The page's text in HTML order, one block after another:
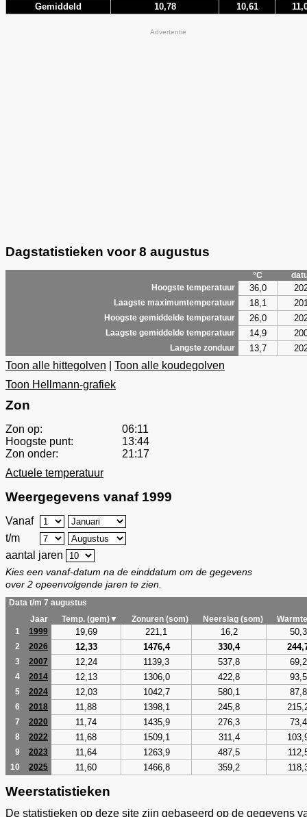
Gemiddeld 10,78 10,61
Advertentie
Dagstatistieken voor 8 augustus
°C
Hoogste temperatuur
36,0
Laagste maximumtemperatuur 18,1
Hoogste gemiddelde temperatuur 26,0
Laagste gemiddelde temperatuur 14,9
Langste zonduur 13,7
Toon alle hittegolven
Toon alle koudegolven
Toon Hellmann-grafiek
Zon
Zon op:
06:11
Hoogste punt:
13:44
Zon onder:
21:17
Actuele temperatuur
Weergegevens vanaf 1999
Vanaf
t/m
aantal jaren
Kies een vanaf-datum na de einddatum om de gegevens
over 2 opeenvolgende jaren te zien.
Data t/m 7 augustus
Jaar
Temp. (gem)▼ Zonuren (som) Neerslag (som)
1
1999 19,69 221,1 16,2 50,3
2 2026 12,33 1476,4 330,4
3 2007 12,24 1139,3 537,8 69,2
4 2014 12,13 1306,0 422,8 93,5
5 2024 12,03 1042,7 580,1 87,8
6 2018 11,88 1398,1 245,8
7 2020 11,74 1435,9 276,3 73,4
8 2022 11,68 1509,1 311,4
9 2023 11,64 1263,9 487,5
10 2025 11,60 1466,8 359,2
Weerstatistieken
De statistieken op deze site zijn gebaseerd op de gegevens